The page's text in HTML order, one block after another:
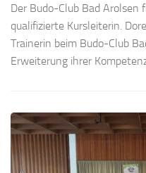
Der Budo-Club Bad Arolsen
qualifizierte Kursleiterin.
Trainerin beim Budo-Club
Erweiterung ihrer